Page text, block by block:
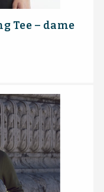
Tee – dame